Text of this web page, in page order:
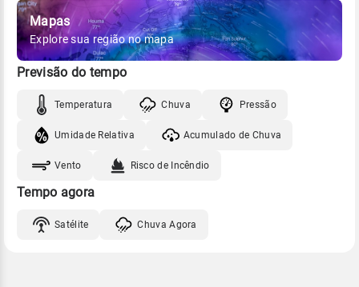
Mapas
Explore sua região no mapa
Previsão do tempo
Temperatura Chuva Pressão
Umidade Relativa Acumulado de Chuva
Vento Risco de Incêndio
Tempo agora
Satélite Chuva Agora